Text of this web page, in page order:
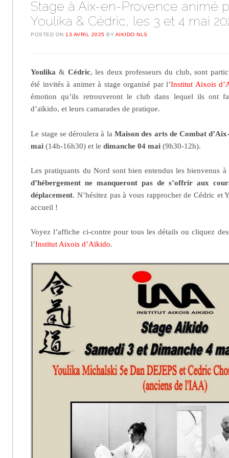
Stage à Aix-en-Provence animé
Youlika & Cédric, les 3 et 4 mai
POSTED ON13 AVRIL 2025 BY AIKIDO NLS
Youlika & Cédric, les deux professeurs du club, sont
été invités à animer à stage organisé par l’Institut Aixois
émotion qu’ils retrouveront le club dans lequel ils ont
d’aïkido, et leurs camarades de pratique.
Le stage se déroulera à la Maison des arts de Combat
mai (14h-16h30) et ledimanche 04 mai (9h30-12h).
Les pratiquants du Nord sont bien entendus les bienvenus
d’hébergement ne manqueront pas de s’offrir aux
déplacement. N’hésitez pas à vous rapprocher de Cédric et
accueil !
Voyez l’affiche ci-contre pour tous les détails ou cliquez
l’Institut Aixois d’Aïkido.